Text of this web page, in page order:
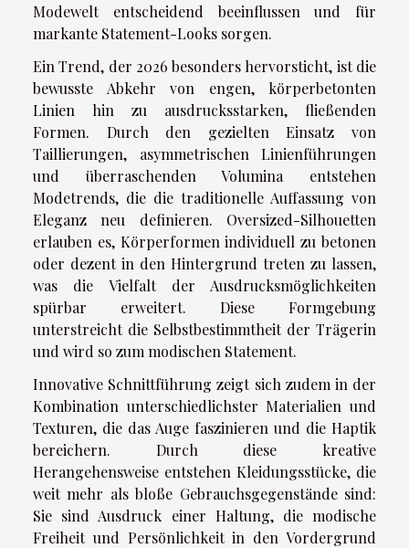
Modewelt entscheidend beeinflussen und für
markante Statement-Looks sorgen.
Ein Trend, der 2026 besonders hervorsticht, ist die
bewusste Abkehr von engen, körperbetonten
Linien hin zu ausdrucksstarken, fließenden
Formen. Durch den gezielten Einsatz von
Taillierungen, asymmetrischen Linienführungen
und überraschenden Volumina entstehen
Modetrends, die die traditionelle Auffassung von
Eleganz neu definieren. Oversized-Silhouetten
erlauben es, Körperformen individuell zu betonen
oder dezent in den Hintergrund treten zu lassen,
was die Vielfalt der Ausdrucksmöglichkeiten
spürbar erweitert. Diese Formgebung
unterstreicht die Selbstbestimmtheit der Trägerin
und wird so zum modischen Statement.
Innovative Schnittführung zeigt sich zudem in der
Kombination unterschiedlichster Materialien und
Texturen, die das Auge faszinieren und die Haptik
bereichern. Durch diese kreative
Herangehensweise entstehen Kleidungsstücke, die
weit mehr als bloße Gebrauchsgegenstände sind:
Sie sind Ausdruck einer Haltung, die modische
Freiheit und Persönlichkeit in den Vordergrund